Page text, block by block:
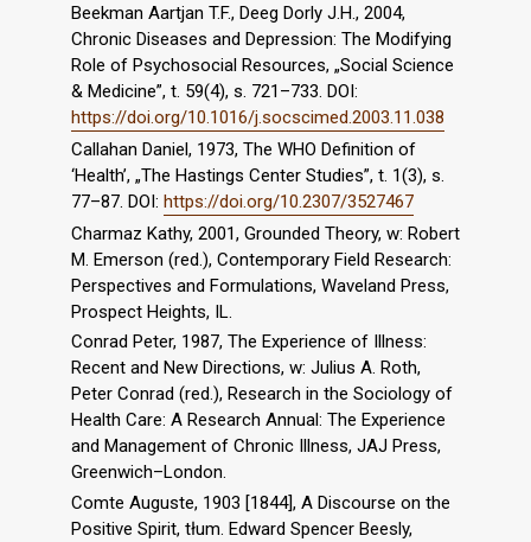
Beekman Aartjan T.F., Deeg Dorly J.H., 2004,
Chronic Diseases and Depression: The Modifying
Role of Psychosocial Resources, „Social Science
& Medicine”, t. 59(4), s. 721–733. DOI:
https://doi.org/10.1016/j.socscimed.2003.11.038
Callahan Daniel, 1973, The WHO Definition of
‘Health’, „The Hastings Center Studies”, t. 1(3), s.
77–87. DOI: https://doi.org/10.2307/3527467
Charmaz Kathy, 2001, Grounded Theory, w: Robert
M. Emerson (red.), Contemporary Field Research:
Perspectives and Formulations, Waveland Press,
Prospect Heights, IL.
Conrad Peter, 1987, The Experience of Illness:
Recent and New Directions, w: Julius A. Roth,
Peter Conrad (red.), Research in the Sociology of
Health Care: A Research Annual: The Experience
and Management of Chronic Illness, JAJ Press,
Greenwich–London.
Comte Auguste, 1903 [1844], A Discourse on the
Positive Spirit, tłum. Edward Spencer Beesly,